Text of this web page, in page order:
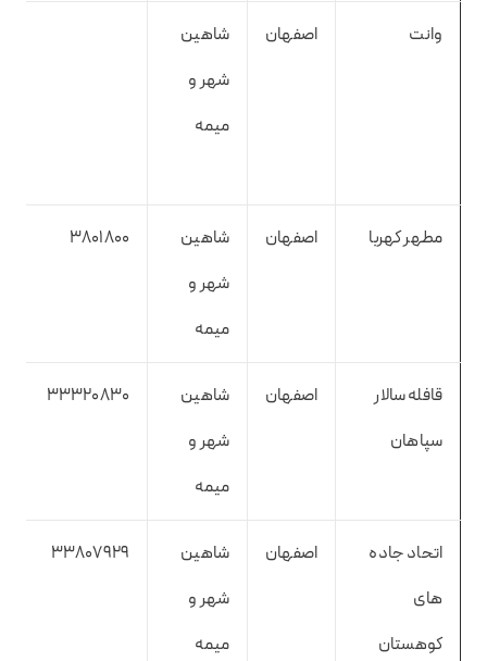
وانت اصفهان
شاهین
شهر و
میمه
مطهر کهربا اصفهان
شاهین
شهر و
میمه
3801800
قافله سالار
سپاهان
اصفهان
شاهین
شهر و
میمه
33320830
اتحاد جاده
های
کوهستان
اصفهان
شاهین
شهر و
میمه
33807929